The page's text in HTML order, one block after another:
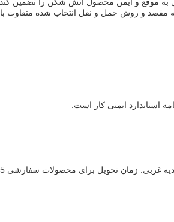
مقصد و روش حمل و نقل انتخاب شده متفاوت